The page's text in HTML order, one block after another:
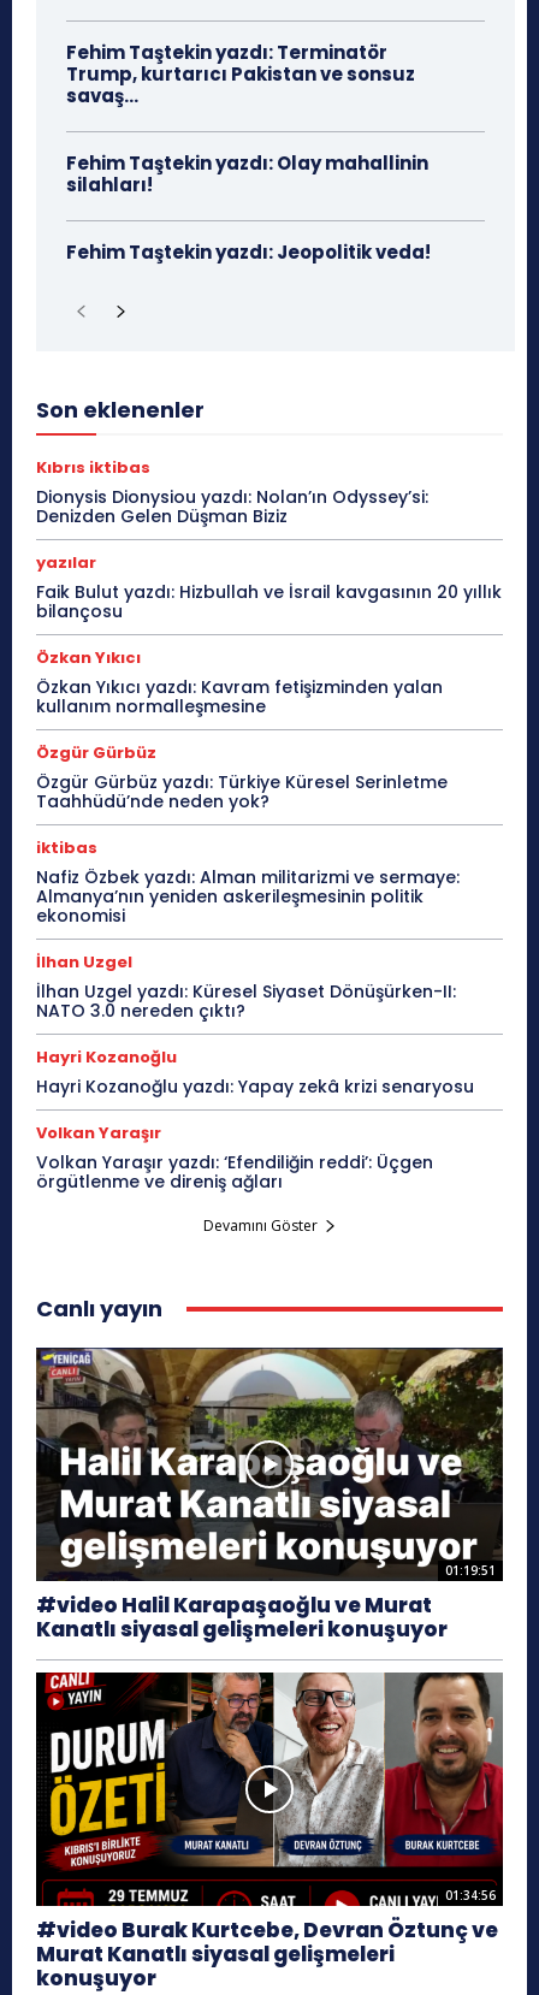
Fehim Taştekin yazdı: Terminatör
Trump, kurtarıcı Pakistan ve sonsuz
savaş…
Fehim Taştekin yazdı: Olay mahallinin
silahları!
Fehim Taştekin yazdı: Jeopolitik veda!
Son eklenenler
Kıbrıs iktibas
Dionysis Dionysiou yazdı: Nolan’ın Odyssey’si:
Denizden Gelen Düşman Biziz
yazılar
Faik Bulut yazdı: Hizbullah ve İsrail kavgasının 20 yıllık
bilançosu
Özkan Yıkıcı
Özkan Yıkıcı yazdı: Kavram fetişizminden yalan
kullanım normalleşmesine
Özgür Gürbüz
Özgür Gürbüz yazdı: Türkiye Küresel Serinletme
Taahhüdü’nde neden yok?
iktibas
Nafiz Özbek yazdı: Alman militarizmi ve sermaye:
Almanya’nın yeniden askerileşmesinin politik
ekonomisi
İlhan Uzgel
İlhan Uzgel yazdı: Küresel Siyaset Dönüşürken-II:
NATO 3.0 nereden çıktı?
Hayri Kozanoğlu
Hayri Kozanoğlu yazdı: Yapay zekâ krizi senaryosu
Volkan Yaraşır
Volkan Yaraşır yazdı: ‘Efendiliğin reddi’: Üçgen
örgütlenme ve direniş ağları
Devamını Göster
Canlı yayın
01:19:51
#video Halil Karapaşaoğlu ve Murat
Kanatlı siyasal gelişmeleri konuşuyor
01:34:56
#video Burak Kurtcebe, Devran Öztunç ve
Murat Kanatlı siyasal gelişmeleri
konuşuyor